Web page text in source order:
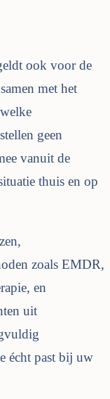
ook voor de
met het
geen
vanuit de
thuis en op
zoals EMDR,
en
uit
écht past bij uw